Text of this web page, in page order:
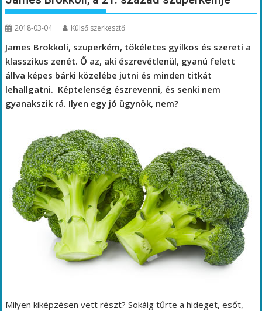
2018-03-04 Külső szerkesztő
James Brokkoli, szuperkém, tökéletes gyilkos és szereti a
klasszikus zenét. Ő az, aki észrevétlenül, gyanú felett
állva képes bárki közelébe jutni és minden titkát
lehallgatni. Képtelenség észrevenni, és senki nem
gyanakszik rá. Ilyen egy jó ügynök, nem?
Milyen kiképzésen vett részt? Sokáig tűrte a hideget, esőt,